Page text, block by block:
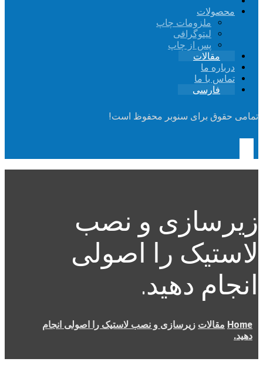
محصولات
ملزومات چاپ
لیتوگرافی
پس از چاپ
مقالات
درباره ما
تماس با ما
فارسی
تمامی حقوق برای سنوبر محفوظ است!
زیرسازی و نصب
لاستیک را اصولی
انجام دهید.
Home مقالات زیرسازی و نصب لاستیک را اصولی انجام
دهید.